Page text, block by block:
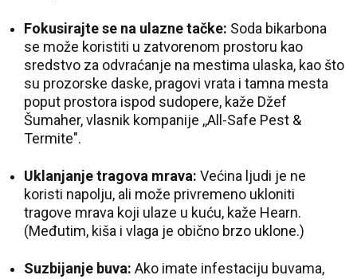
Fokusirajte se na ulazne tačke: Soda bikarbona
se može koristiti u zatvorenom prostoru kao
sredstvo za odvraćanje na mestima ulaska, kao što
su prozorske daske, pragovi vrata i tamna mesta
poput prostora ispod sudopere, kaže Džef
Šumaher, vlasnik kompanije ,,All-Safe Pest &
Termite".
Uklanjanje tragova mrava: Većina ljudi je ne
koristi napolju, ali može privremeno ukloniti
tragove mrava koji ulaze u kuću, kaže Hearn.
(Međutim, kiša i vlaga je obično brzo uklone.)
Suzbijanje buva: Ako imate infestaciju buvama,